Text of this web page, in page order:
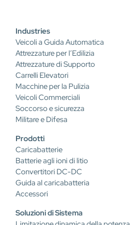
Industries
Veicoli a Guida Automatica
Attrezzature per l’Edilizia
Attrezzature di Supporto
Carrelli Elevatori
Macchine per la Pulizia
Veicoli Commerciali
Soccorso e sicurezza
Militare e Difesa
Prodotti
Caricabatterie
Batterie agli ioni di litio
Convertitori DC-DC
Guida al caricabatteria
Accessori
Soluzioni di Sistema